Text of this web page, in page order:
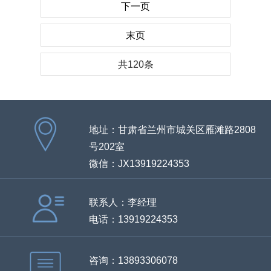
下一页
末页
共120条
地址：甘肃省兰州市城关区雁滩路2808
号202室
微信：JX13919224353
联系人：李经理
电话：13919224353
咨询：13893306078